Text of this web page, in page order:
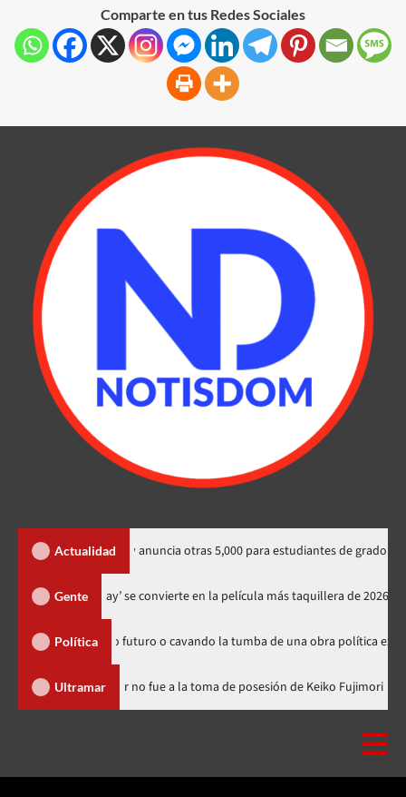
Comparte en tus Redes Sociales
Actualidad
y anuncia otras 5,000 para estudiantes de grado
Gente
‘Spider-Man: Brand New Day’ se convierte en la película más
Política
futuro o cavando la tumba de una obra política exitosa”
Ultramar Luis Abinader no fue a la toma de posesión de Keiko